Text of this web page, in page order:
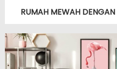
RUMAH MEWAH